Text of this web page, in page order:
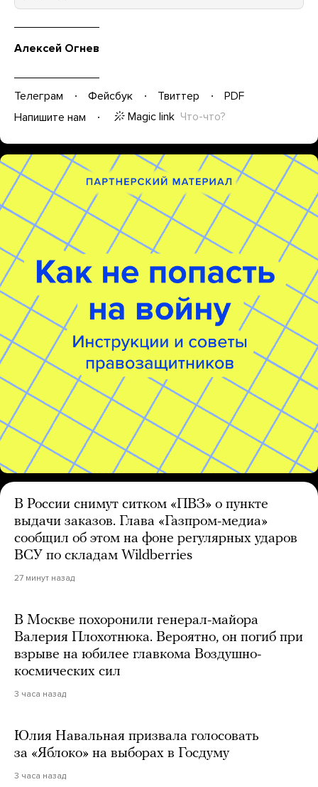
Алексей Огнев
Телеграм Фейсбук Твиттер
PDF
Напишите нам
Magic link Что-что?
В России снимут ситком «ПВЗ» о пункте
выдачи заказов. Глава «Газпром-медиа»
сообщил об этом на фоне регулярных ударов
ВСУ по складам Wildberries
27 минут назад
В Москве похоронили генерал-майора
Валерия Плохотнюка. Вероятно, он погиб при
взрыве на юбилее главкома Воздушно-
космических сил
3 часа назад
Юлия Навальная призвала голосовать
за «Яблоко» на выборах в Госдуму
3 часа назад